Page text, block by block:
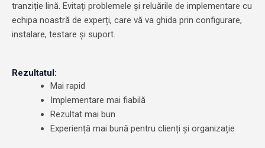
tranziție lină. Evitați problemele și reluările de implementare cu
echipa noastră de experți, care vă va ghida prin configurare,
instalare, testare și suport.
Rezultatul:
Mai rapid
Implementare mai fiabilă
Rezultat mai bun
Experiență mai bună pentru clienți și organizație